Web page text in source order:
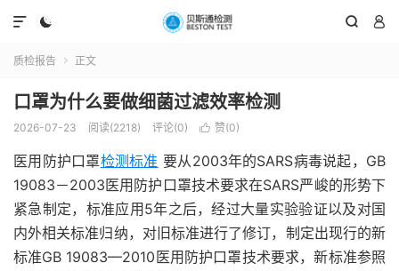
  

质检报告  正文
口罩为什么要做细菌过滤效率检测
2026-07-23 阅读(2218) 评论(0)  赞(0)
医用防护口罩检测标准 要从2003年的SARS病毒说起，GB
19083－2003医用防护口罩技术要求在SARS严峻的形势下
紧急制定，标准应用5年之后，经过大量实验验证以及对国
内外相关标准归纳，对旧标准进行了修订，制定出现行的新
标准GB 19083—2010医用防护口罩技术要求，新标准参照